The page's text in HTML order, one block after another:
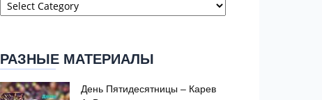
сайта
РАЗНЫЕ МАТЕРИАЛЫ
День Пятидесятницы – Карев